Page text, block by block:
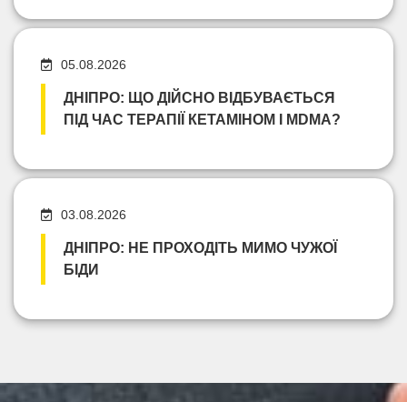
05.08.2026
ДНІПРО: ЩО ДІЙСНО ВІДБУВАЄТЬСЯ
ПІД ЧАС ТЕРАПІЇ КЕТАМІНОМ І MDMA?
03.08.2026
ДНІПРО: НЕ ПРОХОДІТЬ МИМО ЧУЖОЇ
БІДИ